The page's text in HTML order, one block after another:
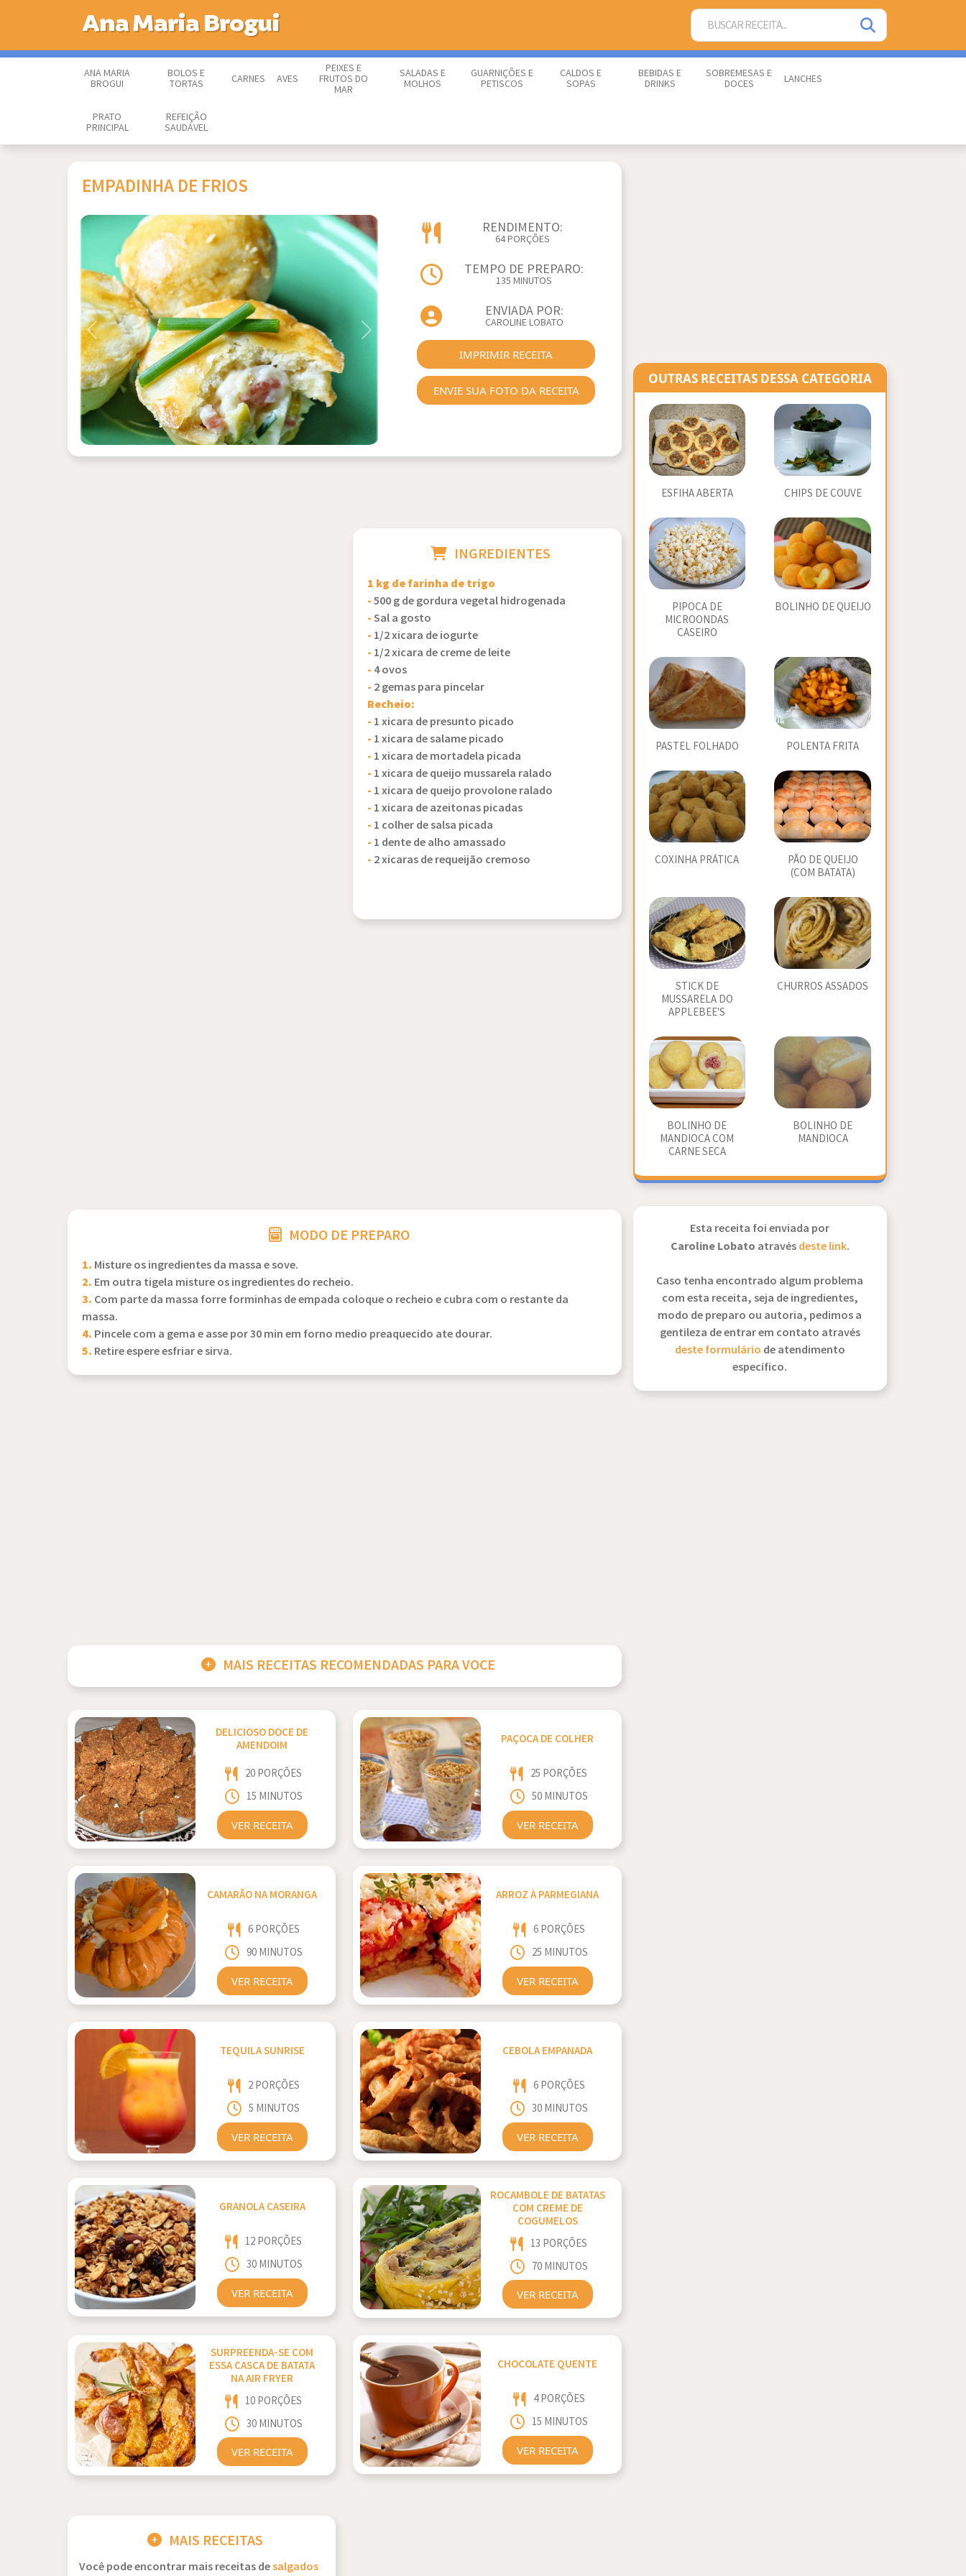
Ana Maria Brogui
ANA MARIA
BROGUI
BOLOS E
TORTAS
CARNES AVES
PEIXES E
FRUTOS DO
MAR
SALADAS E
MOLHOS
GUARNIÇÕES E
PETISCOS
CALDOS E
SOPAS
BEBIDAS E
DRINKS
SOBREMESAS E
DOCES
LANCHES
PRATO
PRINCIPAL
REFEIÇÃO
SAUDÁVEL
EMPADINHA DE FRIOS
Previous Next
RENDIMENTO:
64 PORÇÕES
TEMPO DE PREPARO:
135 MINUTOS
ENVIADA POR:
CAROLINE LOBATO
IMPRIMIR RECEITA
ENVIE SUA FOTO DA RECEITA
INGREDIENTES
1 kg de farinha de trigo
-500 g de gordura vegetal hidrogenada
-Sal a gosto
- 1/2 xicara de iogurte
- 1/2 xicara de creme de leite
- 4 ovos
- 2 gemas para pincelar
Recheio:
- 1 xicara de presunto picado
- 1 xicara de salame picado
- 1 xicara de mortadela picada
- 1 xicara de queijo mussarela ralado
- 1 xicara de queijo provolone ralado
- 1 xicara de azeitonas picadas
- 1 colher de salsa picada
- 1 dente de alho amassado
- 2 xicaras de requeijão cremoso
MODO DE PREPARO
1. Misture os ingredientes da massa e sove.
2. Em outra tigela misture os ingredientes do recheio.
3. Com parte da massa forre forminhas de empada coloque o recheio e cubra com o restante da
massa.
4. Pincele com a gema e asse por 30 min em forno medio preaquecido ate dourar.
5. Retire espere esfriar e sirva.
MAIS RECEITAS RECOMENDADAS PARA VOCE
DELICIOSO DOCE DE
AMENDOIM
20 PORÇÕES
15 MINUTOS
VER RECEITA
PAÇOCA DE COLHER
25 PORÇÕES
50 MINUTOS
VER RECEITA
CAMARÃO NA MORANGA
6 PORÇÕES
90 MINUTOS
VER RECEITA
ARROZ À PARMEGIANA
6 PORÇÕES
25 MINUTOS
VER RECEITA
TEQUILA SUNRISE
2 PORÇÕES
5 MINUTOS
VER RECEITA
CEBOLA EMPANADA
6 PORÇÕES
30 MINUTOS
VER RECEITA
GRANOLA CASEIRA
12 PORÇÕES
30 MINUTOS
VER RECEITA
ROCAMBOLE DE BATATAS
COM CREME DE
COGUMELOS
13 PORÇÕES
70 MINUTOS
VER RECEITA
SURPREENDA-SE COM
ESSA CASCA DE BATATA
NA AIR FRYER
10 PORÇÕES
30 MINUTOS
VER RECEITA
CHOCOLATE QUENTE
4 PORÇÕES
15 MINUTOS
VER RECEITA
MAIS RECEITAS
Você pode encontrar mais receitas desalgados
OUTRAS RECEITAS DESSA CATEGORIA
ESFIHA ABERTA CHIPS DE COUVE
PIPOCA DE
MICROONDAS
CASEIRO
BOLINHO DE QUEIJO
PASTEL FOLHADO POLENTA FRITA
COXINHA PRÁTICA
PÃO DE QUEIJO
(COM BATATA)
STICK DE
MUSSARELA DO
APPLEBEE'S
CHURROS ASSADOS
BOLINHO DE
MANDIOCA COM
CARNE SECA
BOLINHO DE
MANDIOCA
Esta receita foi enviada por
Caroline Lobato atravésdeste link.
Caso tenha encontrado algum problema
com esta receita, seja de ingredientes,
modo de preparo ou autoria, pedimos a
gentileza de entrar em contato através
deste formulário de atendimento
específico.